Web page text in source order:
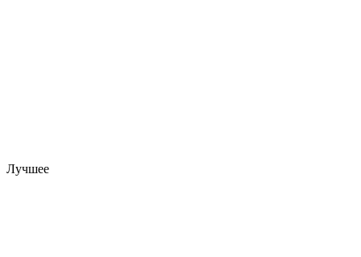
Лучшее